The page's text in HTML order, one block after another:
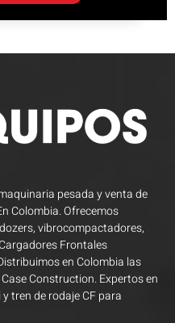
pesada y venta de
Colombia. Ofrecemos
vibrocompactadores,
Frontales
en Colombia las
Construction. Expertos en
tren de rodaje CF para